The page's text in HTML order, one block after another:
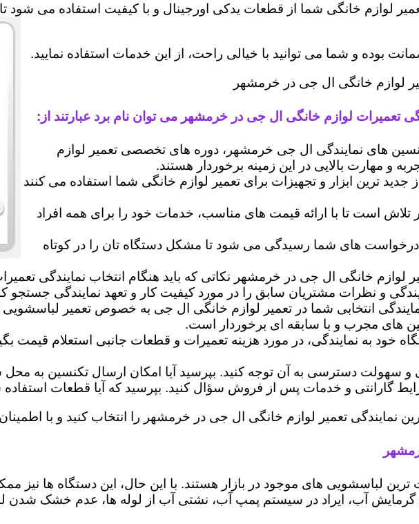
لوازم خانگی شما از قطعات یدکی اورجینال و با کیفیت استفاده می شود
بوده و شما می توانید با خیالی راحت، از این خدمات استفاده نمایید.
لوازم خانگی ال جی در خرمشهر
تعمیرات لوازم خانگی ال جی در خرمشهر می توان نام برد عبارتند از:
های نمایندگی ال جی خرمشهر، دوره های تخصصی تعمیر لوازم
و مهارت بالایی در این زمینه برخوردار هستند.
جدید ترین ابزار و تجهیزات برای تعمیر لوازم خانگی شما استفاده می کنند
است تا با ارائه قیمت های مناسب، خدمات خود را برای همه افراد
های شما رسیدگی می شود تا مشکل دستگاه تان را در کوتاه
لوازم خانگی ال جی در خرمشهر نکاتی که باید هنگام انتخاب نمایندگی
و نظرات مشتریان سابق را در مورد کیفیت کار و تعهد نمایندگی جستجو
انتخابی شما در تعمیر لوازم خانگی ال جی به خصوص تعمیر
های مجرب و با سابقه ای برخوردار است.
خود به نمایندگی، در مورد هزینه تعمیرات و قطعات جانبی استعلام قیمت
سهولت دسترسی به آن توجه کنید. بپرسید آیا امکان ارسال تکنسین به محل
و خدمات پس از فروش سؤال کنید. بپرسید که آیا قطعات استفاده
نمایندگی تعمیر لوازم خانگی ال جی در خرمشهر را انتخاب کنید و با
لباسشویی های موجود در بازار هستند. با این حال، این دستگاه ها
آب، ایراد در سیستم پمپ آب، نشتی آب از لوله ها، عدم خشک شدن